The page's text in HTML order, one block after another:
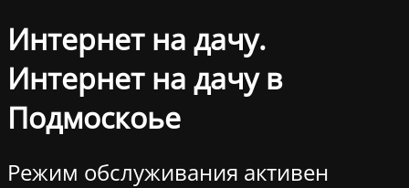
Интернет на дачу.
Интернет на дачу в
Подмоскоье
Режим обслуживания активен